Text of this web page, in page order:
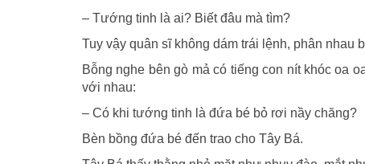
– Tướng tinh là ai? Biết đâu mà tìm?
Tuy vậy quân sĩ không dám trái lệnh, phân nhau
Bỗng nghe bên gò mả có tiếng con nít khóc oa
với nhau:
– Có khi tướng tinh là đứa bé bỏ rơi nầy chăng?
Bèn bồng đứa bé đến trao cho Tây Bá.